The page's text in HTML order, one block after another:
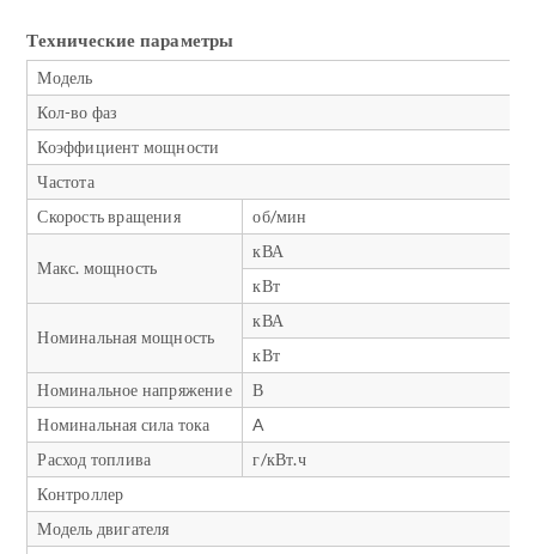
Технические параметры
Модель
Кол-во фаз
Коэффициент мощности
Частота
Скорость вращения
об/мин
Макс. мощность
кВА
кВт
Номинальная мощность
кВА
кВт
Номинальное напряжение
В
Номинальная сила тока
A
Расход топлива
г/кВт.ч
Контроллер
Модель двигателя